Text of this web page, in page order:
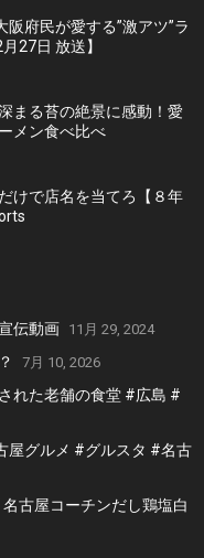
阪府民が愛する”激アツ”ラ
27日 放送】
まる苔の絶景に感動！愛
メン食べ比べ
けで店名を当てろ【８年
伝動画 11月 29, 2024
7月 10, 2026
れた老舗の食堂 #広島 #
屋グルメ #グルスタ #名古
古屋コーチンだし鶏塩白